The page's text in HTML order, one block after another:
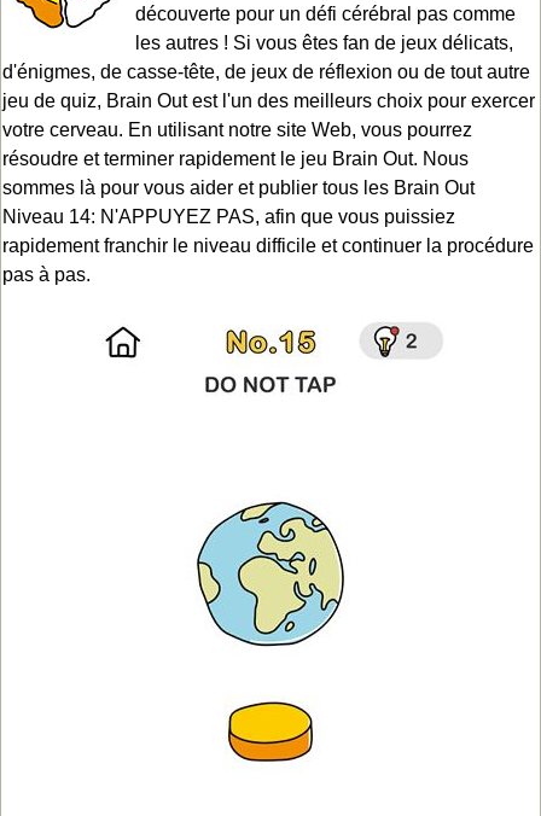
découverte pour un défi cérébral pas comme
les autres ! Si vous êtes fan de jeux délicats,
d'énigmes, de casse-tête, de jeux de réflexion ou de tout autre
jeu de quiz, Brain Out est l'un des meilleurs choix pour exercer
votre cerveau. En utilisant notre site Web, vous pourrez
résoudre et terminer rapidement le jeu Brain Out. Nous
sommes là pour vous aider et publier tous les Brain Out
Niveau 14: N'APPUYEZ PAS, afin que vous puissiez
rapidement franchir le niveau difficile et continuer la procédure
pas à pas.